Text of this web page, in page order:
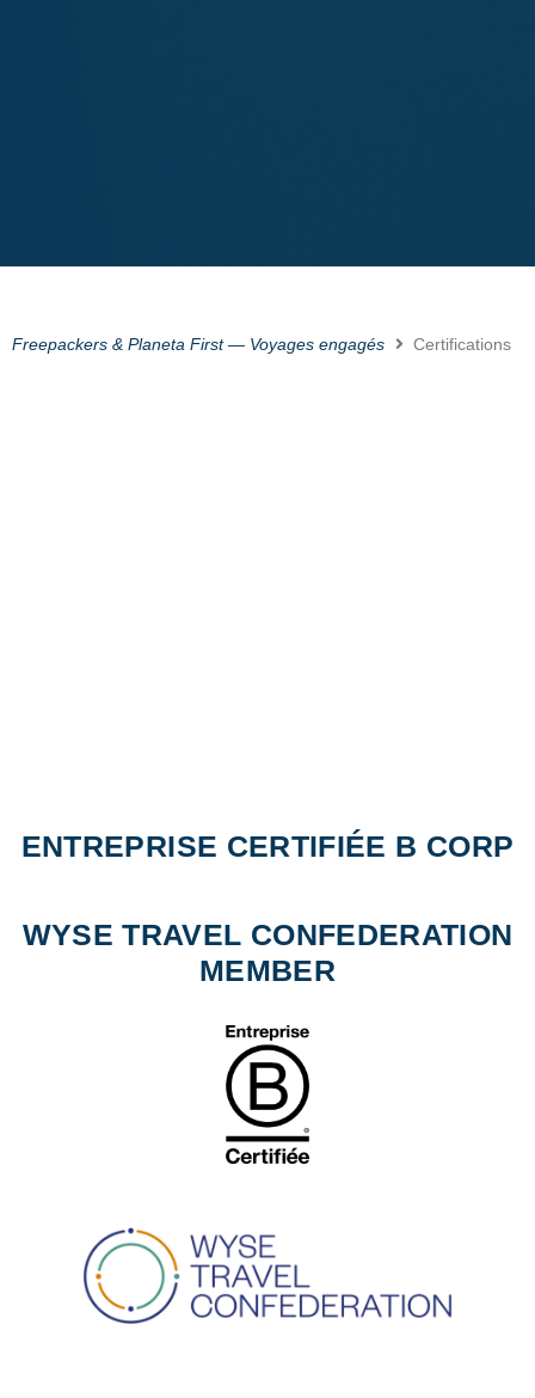
Freepackers & Planeta First — Voyages engagés Certifications
ENTREPRISE CERTIFIÉE B CORP
WYSE TRAVEL CONFEDERATION
MEMBER